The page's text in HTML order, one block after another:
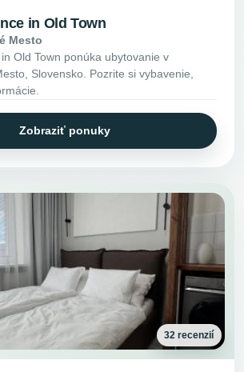
in Old Town
Mesto
Old Town ponúka ubytovanie v
Slovensko. Pozrite si vybavenie,
Zobraziť ponuky
32 recenzií